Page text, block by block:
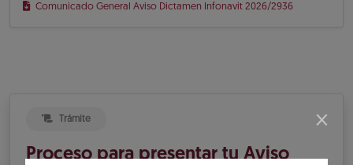
×
Comunicado General Aviso Dictamen Infonavit 2026/2936
Trámite
Proceso para presentar tu Aviso